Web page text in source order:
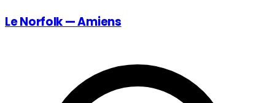
Le Norfolk — Amiens